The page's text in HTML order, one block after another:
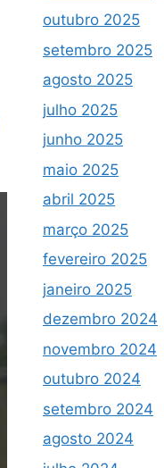
outubro 2025
setembro 2025
agosto 2025
julho 2025
junho 2025
maio 2025
abril 2025
março 2025
fevereiro 2025
janeiro 2025
dezembro 2024
novembro 2024
outubro 2024
setembro 2024
agosto 2024